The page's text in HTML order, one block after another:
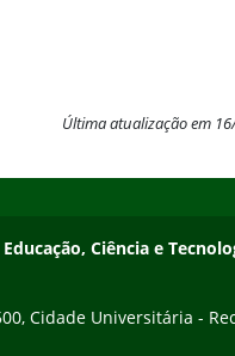
Última atualização em
Ciência e
Cidade Universitária -